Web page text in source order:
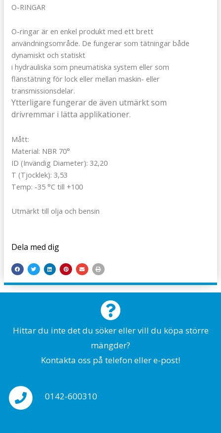
O-RINGAR
O-ringar är en enkel produkt med ett brett
användningsområde. De fungerar som tätningar både
dynamiskt och statiskt
i hydrauliska som pneumatiska system eller som
flänstätning för lock eller mellan maskin- eller
transmissionsdelar.
Ytterligare fungerar de även utmärkt som
drivremmar i lätta applikationer.
Mått:
Material: NBR 70°
ID (Invändig Diameter): 32,20
T (Tjocklek): 3,53
Temp: -35 °C till +100
Utmärkt till olja och bensin
Dela med dig
Hittar du inte det du söker eller vill du köpa större
mängder?
Kontakta oss på telefon eller e-post!
0142-600310